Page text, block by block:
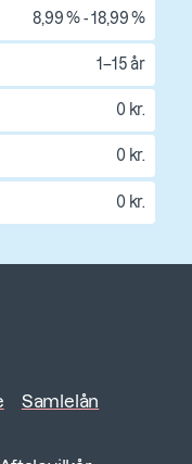
8,99 % - 18,99 %
1–15 år
0 kr.
0 kr.
0 kr.
Samlelån